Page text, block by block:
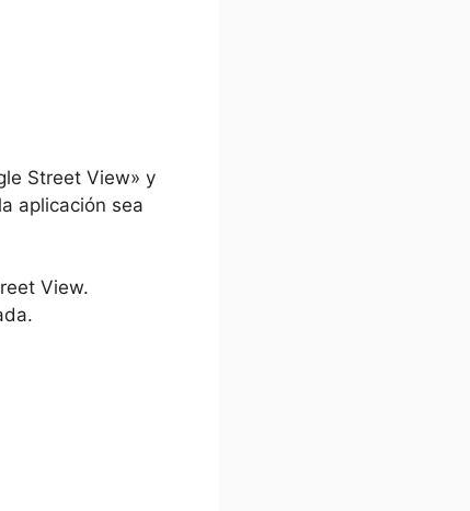
Street View» y
aplicación sea
View.